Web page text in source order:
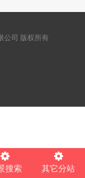
公司 版权所有
搜索 其它分站